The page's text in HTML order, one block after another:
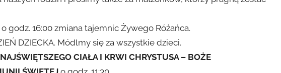
rodzin i prosimy także za małżonków, którzy pragną zostać
godz. 16:00 zmiana tajemnic Żywego Różańca.
DZIECKA. Módlmy się za wszystkie dzieci.
CIAŁA I KRWI CHRYSTUSA – BOŻE